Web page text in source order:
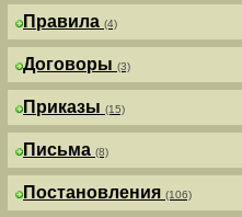
Правила (4)
Договоры (3)
Приказы (15)
Письма (8)
Постановления (106)